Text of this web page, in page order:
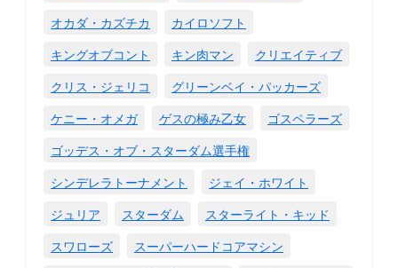
オカダ・カズチカ
カイロソフト
キングオブコント
キン肉マン
クリエイティブ
クリス・ジェリコ
グリーンベイ・パッカーズ
ケニー・オメガ
ゲスの極み乙女
ゴスペラーズ
ゴッデス・オブ・スターダム選手権
シンデレラトーナメント
ジェイ・ホワイト
ジュリア
スターダム
スターライト・キッド
スワローズ
スーパーハードコアマシン